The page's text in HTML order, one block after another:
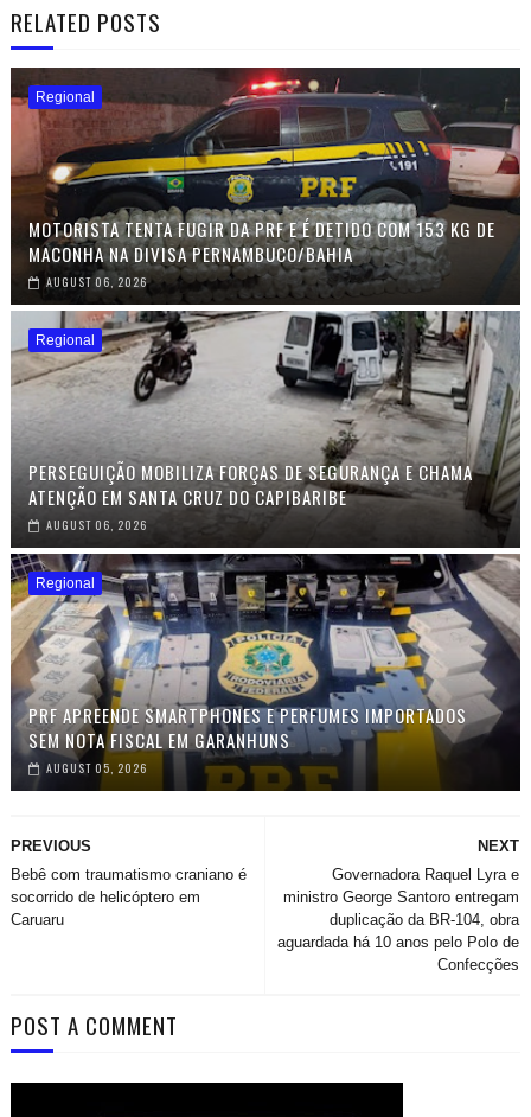
RELATED POSTS
Regional
MOTORISTA TENTA FUGIR DA PRF E É DETIDO COM 153 KG DE
MACONHA NA DIVISA PERNAMBUCO/BAHIA
AUGUST 06, 2026
Regional
PERSEGUIÇÃO MOBILIZA FORÇAS DE SEGURANÇA E CHAMA
ATENÇÃO EM SANTA CRUZ DO CAPIBARIBE
AUGUST 06, 2026
Regional
PRF APREENDE SMARTPHONES E PERFUMES IMPORTADOS
SEM NOTA FISCAL EM GARANHUNS
AUGUST 05, 2026
NEXT
Governadora Raquel Lyra e
ministro George Santoro entregam
duplicação da BR-104, obra
aguardada há 10 anos pelo Polo de
Confecções
PREVIOUS
Bebê com traumatismo craniano é
socorrido de helicóptero em
Caruaru
POST A COMMENT